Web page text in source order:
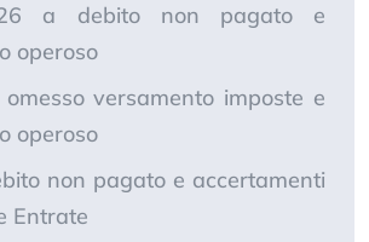
a debito non pagato e
operoso
omesso versamento imposte e
operoso
non pagato e accertamenti
Entrate